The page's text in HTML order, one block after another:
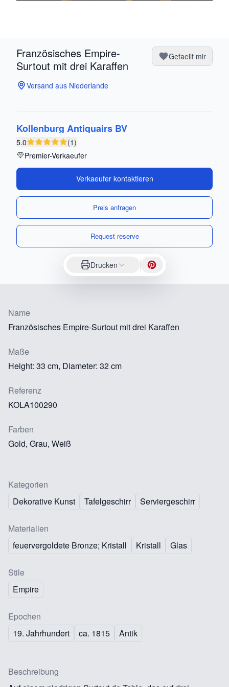
Französisches Empire-
Surtout mit drei Karaffen
Gefaellt mir
Versand aus Niederlande
Kollenburg Antiquairs BV
5.0
(1)
Premier-Verkaeufer
Verkaeufer kontaktieren
Preis anfragen
Request reserve
Drucken
Name
Französisches Empire-Surtout mit drei Karaffen
Maße
Height: 33 cm, Diameter: 32 cm
Referenz
KOLA100290
Farben
Gold, Grau, Weiß
Kategorien
Dekorative Kunst
Tafelgeschirr Serviergeschirr
Materialien
feuervergoldete Bronze; Kristall
Kristall Glas
Stile
Empire
Epochen
19. Jahrhundert
ca. 1815 Antik
Beschreibung